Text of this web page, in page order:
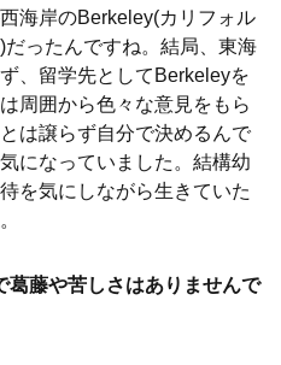
海岸のBerkeley(カリフォル
ったんですね。結局、東海
、留学先としてBerkeleyを
周囲から色々な意見をもら
は譲らず自分で決めるんで
になっていました。結構幼
を気にしながら生きていた
葛藤や苦しさはありませんで